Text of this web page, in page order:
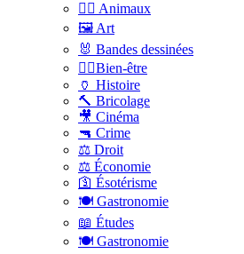
🐕‍🦺 Animaux
🖼️ Art
🐰 Bandes dessinées
🧑‍⚕️Bien-être
🏺 Histoire
🔨 Bricolage
🎥 Cinéma
🔫 Crime
⚖️ Droit
⚖️ Économie
🛐 Ésotérisme
🍽️ Gastronomie
📖 Études
🍽️ Gastronomie